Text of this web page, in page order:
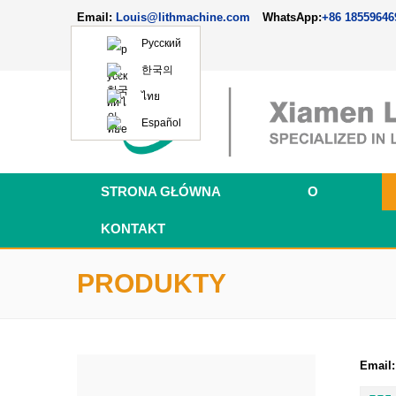
Email: Louis@lithmachine.com WhatsApp:+86
Русский
한국의
ไทย
Español
STRONA GŁÓWNA O
KONTAKT
PRODUKTY
Email: